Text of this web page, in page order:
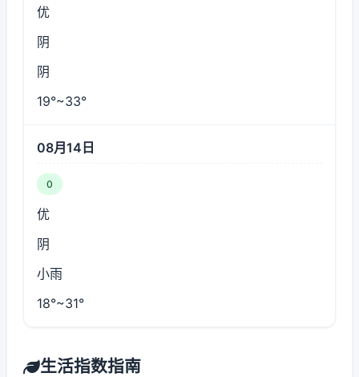
优
阴
阴
19°~33°
08月14日
0
优
阴
小雨
18°~31°
生活指数指南